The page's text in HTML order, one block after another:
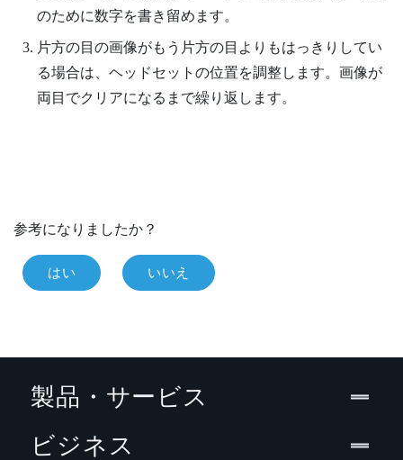
のために数字を書き留めます。
片方の目の画像がもう片方の目よりもはっきりしてい
る場合は、ヘッドセットの位置を調整します。画像が
両目でクリアになるまで繰り返します。
参考になりましたか？
はい いいえ
製品・サービス
ビジネス